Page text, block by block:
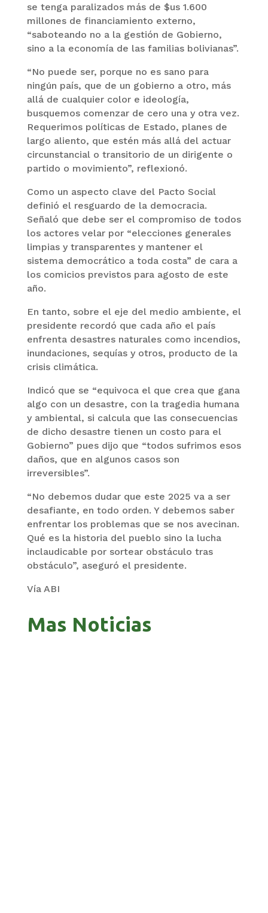
se tenga paralizados más de $us 1.600
millones de financiamiento externo,
“saboteando no a la gestión de Gobierno,
sino a la economía de las familias bolivianas”.
“No puede ser, porque no es sano para
ningún país, que de un gobierno a otro, más
allá de cualquier color e ideología,
busquemos comenzar de cero una y otra vez.
Requerimos políticas de Estado, planes de
largo aliento, que estén más allá del actuar
circunstancial o transitorio de un dirigente o
partido o movimiento”, reflexionó.
Como un aspecto clave del Pacto Social
definió el resguardo de la democracia.
Señaló que debe ser el compromiso de todos
los actores velar por “elecciones generales
limpias y transparentes y mantener el
sistema democrático a toda costa” de cara a
los comicios previstos para agosto de este
año.
En tanto, sobre el eje del medio ambiente, el
presidente recordó que cada año el país
enfrenta desastres naturales como incendios,
inundaciones, sequías y otros, producto de la
crisis climática.
Indicó que se “equivoca el que crea que gana
algo con un desastre, con la tragedia humana
y ambiental, si calcula que las consecuencias
de dicho desastre tienen un costo para el
Gobierno” pues dijo que “todos sufrimos esos
daños, que en algunos casos son
irreversibles”.
“No debemos dudar que este 2025 va a ser
desafiante, en todo orden. Y debemos saber
enfrentar los problemas que se nos avecinan.
Qué es la historia del pueblo sino la lucha
inclaudicable por sortear obstáculo tras
obstáculo”, aseguró el presidente.
Vía ABI
Mas Noticias